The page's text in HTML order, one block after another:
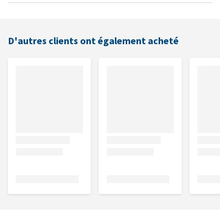
D'autres clients ont également acheté